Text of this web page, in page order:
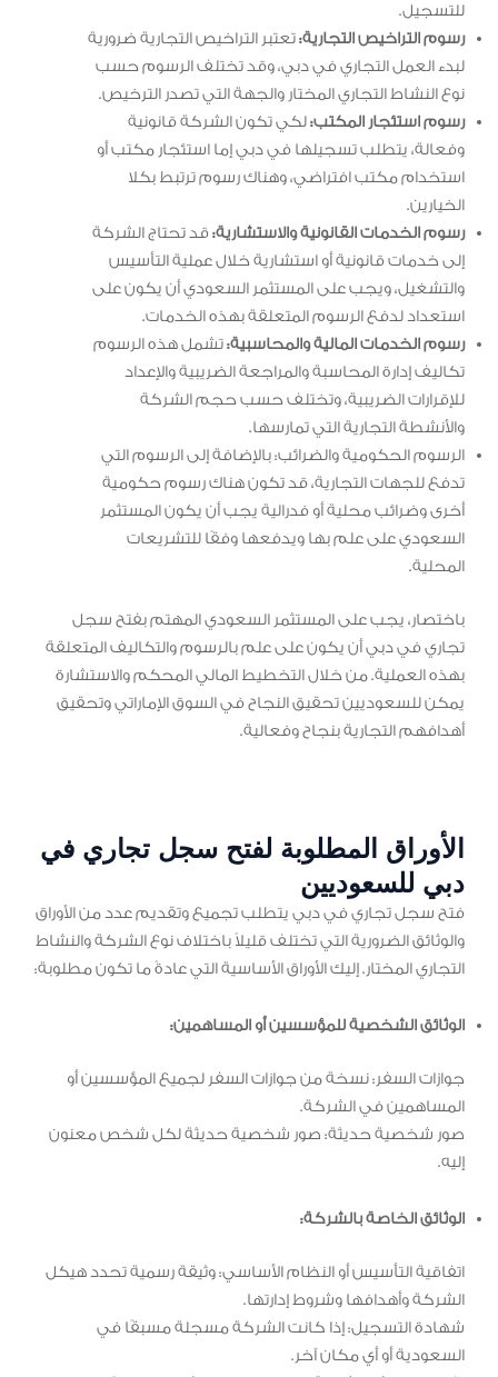
للتسجيل.
رسوم التراخيص التجارية:تعتبر التراخيص التجارية ضرورية
لبدء العمل التجاري في دبي، وقد تختلف الرسوم حسب
نوع النشاط التجاري المختار والجهة التي تصدر الترخيص.
رسوم استئجار المكتب:لكي تكون الشركة قانونية
وفعالة، يتطلب تسجيلها في دبي إما استئجار مكتب أو
استخدام مكتب افتراضي، وهناك رسوم ترتبط بكلا
الخيارين.
رسوم الخدمات القانونية والاستشارية:قد تحتاج الشركة
إلى خدمات قانونية أو استشارية خلال عملية التأسيس
والتشغيل، ويجب على المستثمر السعودي أن يكون على
استعداد لدفع الرسوم المتعلقة بهذه الخدمات.
رسوم الخدمات المالية والمحاسبية:تشمل هذه الرسوم
تكاليف إدارة المحاسبة والمراجعة الضريبية والإعداد
للإقرارات الضريبية، وتختلف حسب حجم الشركة
والأنشطة التجارية التي تمارسها.
الرسوم الحكومية والضرائب: بالإضافة إلى الرسوم التي
تدفع للجهات التجارية، قد تكون هناك رسوم حكومية
أخرى وضرائب محلية أو فدرالية يجب أن يكون المستثمر
السعودي على علم بها ويدفعها وفقًا للتشريعات
المحلية.
باختصار، يجب على المستثمر السعودي المهتم بفتح سجل
تجاري في دبي أن يكون على علم بالرسوم والتكاليف المتعلقة
بهذه العملية. من خلال التخطيط المالي المحكم والاستشارة
يمكن للسعوديين تحقيق النجاح في السوق الإماراتي وتحقيق
أهدافهم التجارية بنجاح وفعالية.
الأوراق المطلوبة لفتح سجل تجاري في
دبي للسعوديين
فتح سجل تجاري في دبي يتطلب تجميع وتقديم عدد من الأوراق
والوثائق الضرورية التي تختلف قليلاً باختلاف نوع الشركة والنشاط
التجاري المختار. إليك الأوراق الأساسية التي عادةً ما تكون مطلوبة:
الوثائق الشخصية للمؤسسين أو المساهمين:
جوازات السفر: نسخة من جوازات السفر لجميع المؤسسين أو
المساهمين في الشركة.
صور شخصية حديثة: صور شخصية حديثة لكل شخص معنون
إليه.
الوثائق الخاصة بالشركة:
اتفاقية التأسيس أو النظام الأساسي: وثيقة رسمية تحدد هيكل
الشركة وأهدافها وشروط إدارتها.
شهادة التسجيل: إذا كانت الشركة مسجلة مسبقًا في
السعودية أو أي مكان آخر.